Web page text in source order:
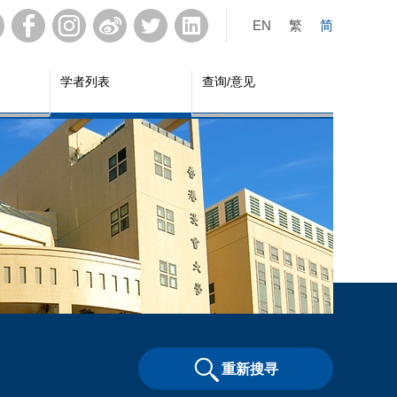
EN 繁 简
学者列表 查询/意见
重新搜寻